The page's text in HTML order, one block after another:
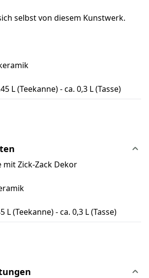
selbst von diesem Kunstwerk.
L (Teekanne) - ca. 0,3 L (Tasse)
mit Zick-Zack Dekor
L (Teekanne) - ca. 0,3 L (Tasse)